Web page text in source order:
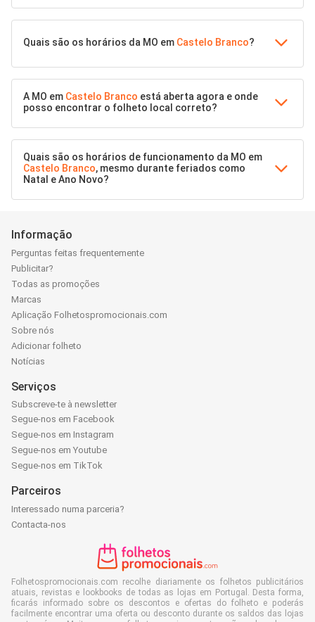
Quais são os horários da MO em Castelo Branco?
A MO em Castelo Branco está aberta agora e onde
posso encontrar o folheto local correto?
Quais são os horários de funcionamento da MO em
Castelo Branco, mesmo durante feriados como
Natal e Ano Novo?
Informação
Perguntas feitas frequentemente
Publicitar?
Todas as promoções
Marcas
Aplicação Folhetospromocionais.com
Sobre nós
Adicionar folheto
Notícias
Serviços
Subscreve-te à newsletter
Segue-nos em Facebook
Segue-nos em Instagram
Segue-nos em Youtube
Segue-nos em TikTok
Parceiros
Interessado numa parceria?
Contacta-nos
Folhetospromocionais.com recolhe diariamente os folhetos publicitários
atuais, revistas e lookbooks de todas as lojas em Portugal. Desta forma,
ficarás informado sobre os descontos e ofertas do folheto e poderás
facilmente encontrar uma oferta ou desconto durante os saldos das lojas